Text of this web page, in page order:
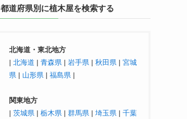
都道府県別に植木屋を検索する
北海道・東北地方
| 北海道 | 青森県 | 岩手県 | 秋田県 | 宮城
県 | 山形県 | 福島県 |
関東地方
| 茨城県 | 栃木県 | 群馬県 | 埼玉県 | 千葉